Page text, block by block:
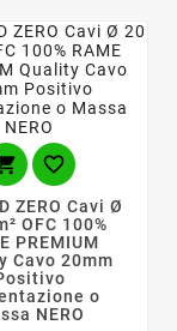

ZERO Cavi Ø
OFC 100%
PREMIUM
Cavo 20mm
o
NERO